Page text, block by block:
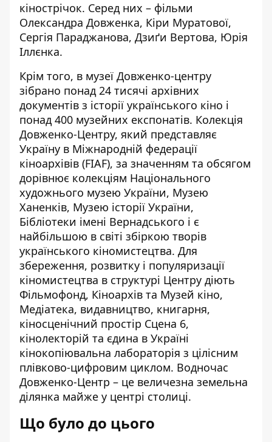
кінострічок. Серед них – фільми
Олександра Довженка, Кіри Муратової,
Сергія Параджанова, Дзиґи Вертова, Юрія
Іллєнка.
Крім того, в музеї Довженко-центру
зібрано понад 24 тисячі архівних
документів з історії українського кіно і
понад 400 музейних експонатів. Колекція
Довженко-Центру, який представляє
Україну в Міжнародній федерації
кіноархівів (FIAF), за значенням та обсягом
дорівнює колекціям Національного
художнього музею України, Музею
Ханенків, Музею історії України,
Бібліотеки імені Вернадського і є
найбільшою в світі збіркою творів
українського кіномистецтва. Для
збереження, розвитку і популяризації
кіномистецтва в структурі Центру діють
Фільмофонд, Кіноархів та Музей кіно,
Медіатека, видавництво, книгарня,
кіносценічний простір Сцена 6,
кінолекторій та єдина в Україні
кінокопіювальна лабораторія з цілісним
плівково-цифровим циклом. Водночас
Довженко-Центр – це величезна земельна
ділянка майже у центрі столиці.
Що було до цього